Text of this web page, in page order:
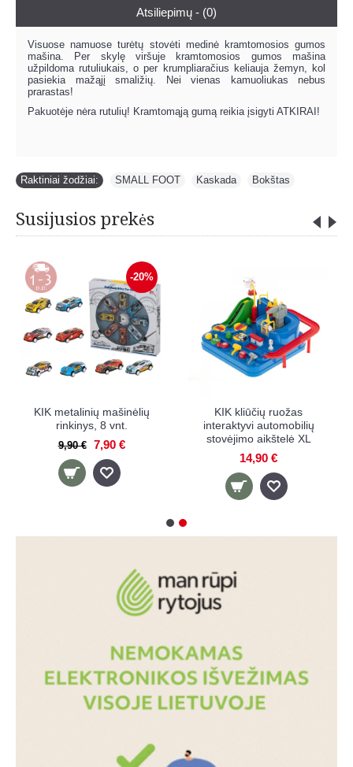
Atsiliepimų - (0)
Visuose namuose turėtų stovėti medinė kramtomosios gumos
mašina. Per skylę viršuje kramtomosios gumos mašina
užpildoma rutuliukais, o per krumpliaračius keliauja žemyn, kol
pasiekia mažąjį smaližių. Nei vienas kamuoliukas nebus
prarastas!
Pakuotėje nėra rutulių! Kramtomąją gumą reikia įsigyti ATKIRAI!
Raktiniai žodžiai: SMALL FOOT Kaskada Bokštas
Susijusios prekės
-20%
KIK metalinių mašinėlių
rinkinys, 8 vnt.
9,90 € 7,90 €
KIK kliūčių ruožas
interaktyvi automobilių
stovėjimo aikštelė XL
14,90 €